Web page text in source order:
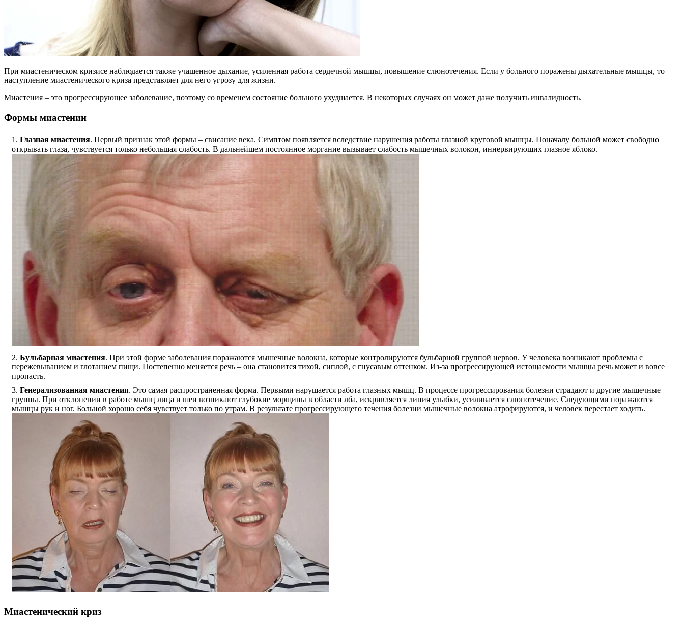
При миастеническом кризисе наблюдается также учащенное дыхание, усиленная работа сердечной мышцы, повышение слюнотечения. Если у больного поражены дыхательные мышцы, то
наступление миастенического криза представляет для него угрозу для жизни.
Миастения – это прогрессирующее заболевание, поэтому со временем состояние больного ухудшается. В некоторых случаях он может даже получить инвалидность.
Формы миастении
Глазная миастения. Первый признак этой формы – свисание века. Симптом появляется вследствие нарушения работы глазной круговой мышцы. Поначалу больной может свободно
открывать глаза, чувствуется только небольшая слабость. В дальнейшем постоянное моргание вызывает слабость мышечных волокон, иннервирующих глазное яблоко.
Бульбарная миастения. При этой форме заболевания поражаются мышечные волокна, которые контролируются бульбарной группой нервов. У человека возникают проблемы с
пережевыванием и глотанием пищи. Постепенно меняется речь – она становится тихой, сиплой, с гнусавым оттенком. Из-за прогрессирующей истощаемости мышцы речь может и вовсе
пропасть.
Генерализованная миастения. Это самая распространенная форма. Первыми нарушается работа глазных мышц. В процессе прогрессирования болезни страдают и другие мышечные
группы. При отклонении в работе мышц лица и шеи возникают глубокие морщины в области лба, искривляется линия улыбки, усиливается слюнотечение. Следующими поражаются
мышцы рук и ног. Больной хорошо себя чувствует только по утрам. В результате прогрессирующего течения болезни мышечные волокна атрофируются, и человек перестает ходить.
Миастенический криз